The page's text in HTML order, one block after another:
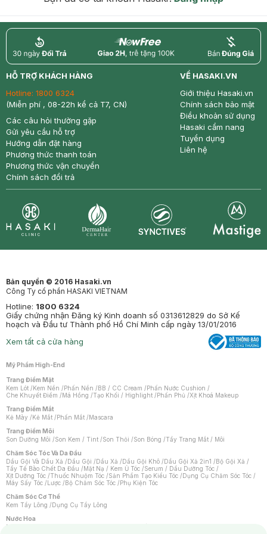
return nowfree price
HỖ TRỢ KHÁCH HÀNG
Hotline: 1800 6324
(Miễn phí , 08-22h kể cả T7, CN)
Các câu hỏi thường gặp
Gửi yêu cầu hỗ trợ
Hướng dẫn đặt hàng
Phương thức thanh toán
Phương thức vận chuyển
Chính sách đổi trả
VỀ HASAKI.VN
Giới thiệu Hasaki.vn
Chính sách bảo mật
Điều khoản sử dụng
Hasaki cẩm nang
Tuyển dụng
Liên hệ
Bản quyền © 2016 Hasaki.vn
Công Ty cổ phần HASAKI VIETNAM
Hotline: 1800 6324
Giấy chứng nhận Đăng ký Kinh doanh số 0313612829 do Sở Kế
hoạch và Đầu tư Thành phố Hồ Chí Minh cấp ngày 13/01/2016
Xem tất cả cửa hàng
Mỹ Phẩm High-End
Trang Điểm Mặt
Kem Lót /Kem Nền /Phấn Nền /BB / CC Cream /Phấn Nước Cushion /
Che Khuyết Điểm /Má Hồng /Tạo Khối / Highlight /Phấn Phủ /Xịt Khoá Makeup
Trang Điểm Mắt
Kẻ Mày /Kẻ Mắt /Phấn Mắt /Mascara
Trang Điểm Môi
Son Dưỡng Môi /Son Kem / Tint /Son Thỏi /Son Bóng /Tẩy Trang Mắt / Môi
Chăm Sóc Tóc Và Da Đầu
Dầu Gội Và Dầu Xả /Dầu Gội /Dầu Xả /Dầu Gội Khô /Dầu Gội Xả 2in1 /Bộ Gội Xả /
Tẩy Tế Bào Chết Da Đầu /Mặt Nạ / Kem Ủ Tóc /Serum / Dầu Dưỡng Tóc /
Xịt Dưỡng Tóc /Thuốc Nhuộm Tóc /Sản Phẩm Tạo Kiểu Tóc /Dụng Cụ Chăm Sóc Tóc /
Máy Sấy Tóc /Lược /Bộ Chăm Sóc Tóc /Phụ Kiện Tóc
Chăm Sóc Cơ Thể
Kem Tẩy Lông /Dụng Cụ Tẩy Lông
Nước Hoa
Nước Hoa Nữ